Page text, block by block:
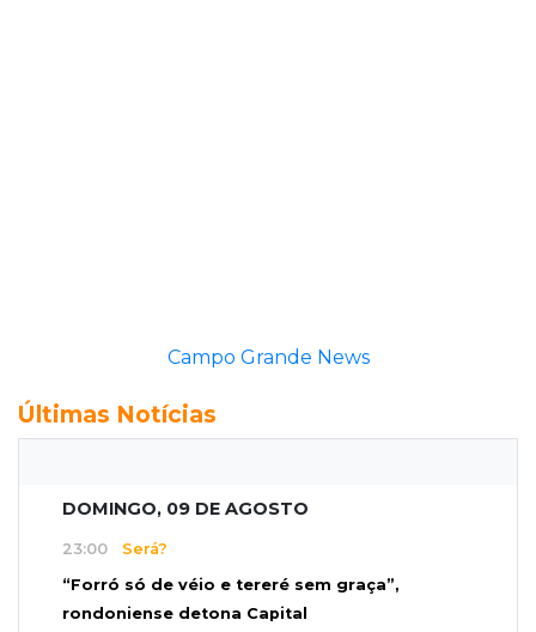
Campo Grande News
Últimas Notícias
DOMINGO, 09 DE AGOSTO
23:00 Será?
“Forró só de véio e tereré sem graça”,
rondoniense detona Capital